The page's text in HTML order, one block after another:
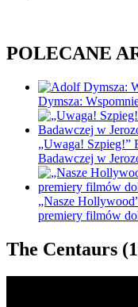
POLECANE
Dymsza:
„Uwaga! Szpieg!”
Badawczej w
„Nasze
premiery filmów
The Centaurs